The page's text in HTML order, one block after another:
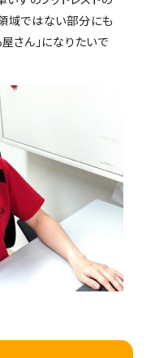
域ではない部分にも
さん」になりたいで